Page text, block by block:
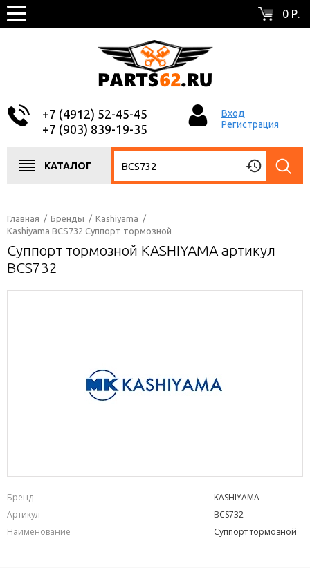
0 Р.
+7 (4912) 52-45-45
+7 (903) 839-19-35
Вход
Регистрация
КАТАЛОГ
Главная / Бренды / Kashiyama /
Kashiyama BCS732 Суппорт тормозной
Суппорт тормозной KASHIYAMA артикул
BCS732
Бренд
KASHIYAMA
Артикул
BCS732
Наименование
Суппорт тормозной